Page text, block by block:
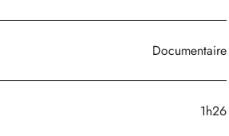
Documentaire
1h26